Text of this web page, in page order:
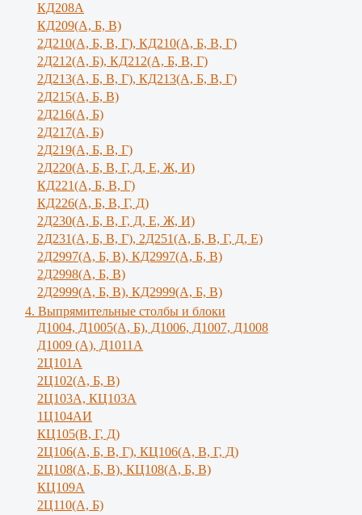
КД208А
КД209(А, Б, В)
2Д210(А, Б, В, Г), КД210(А, Б, В, Г)
2Д212(А, Б), КД212(А, Б, В, Г)
2Д213(А, Б, В, Г), КД213(А, Б, В, Г)
2Д215(А, Б, В)
2Д216(А, Б)
2Д217(А, Б)
2Д219(А, Б, В, Г)
2Д220(А, Б, В, Г, Д, Е, Ж, И)
КД221(А, Б, В, Г)
КД226(А, Б, В, Г, Д)
2Д230(А, Б, В, Г, Д, Е, Ж, И)
2Д231(А, Б, В, Г), 2Д251(А, Б, В, Г, Д, E)
2Д2997(А, Б, В), КД2997(А, Б, В)
2Д2998(А, Б, В)
2Д2999(А, Б, В), КД2999(А, Б, В)
4. Выпрямительные столбы и блоки
Д1004, Д1005(А, Б), Д1006, Д1007, Д1008
Д1009 (А), Д1011А
2Ц101А
2Ц102(А, Б, В)
2Ц103А, КЦ103А
1Ц104АИ
КЦ105(В, Г, Д)
2Ц106(А, Б, В, Г), КЦ106(А, В, Г, Д)
2Ц108(А, Б, В), КЦ108(А, Б, В)
КЦ109А
2Ц110(А, Б)